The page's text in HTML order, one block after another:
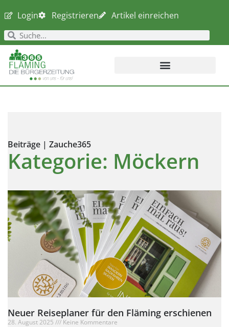
Login Registrieren Artikel einreichen
Beiträge | Zauche365
Kategorie: Möckern
Neuer Reiseplaner für den Fläming erschienen
28. August 2025 Keine Kommentare